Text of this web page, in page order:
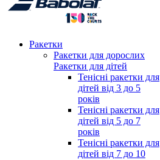
Ракетки
Ракетки для дорослих
Ракетки для дітей
Тенісні ракетки для
дітей від 3 до 5
років
Тенісні ракетки для
дітей від 5 до 7
років
Тенісні ракетки для
дітей від 7 до 10